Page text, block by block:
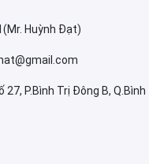
Huỳnh Đạt)
P.Bình Trị Đông B, Q.Bình